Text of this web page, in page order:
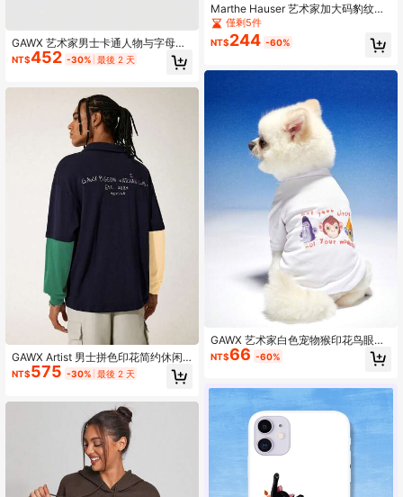
GAWX 艺术家男士卡通人物与字母印
花抽绳腰短裤，休闲，春夏，假日，
度假，节日，伊比沙岛风格
NT$452 -30% 最後 2 天
GAWX Artist 男士拼色印花简约休闲
套头运动衫、上衣、适合度假、春
季、外出、节庆、健身、伊比沙岛
NT$575 -30% 最後 2 天
Marthe Hauser 艺术家加大码豹纹拼
布二合一 T 恤，秋季图案 T 恤，适合
秋冬季、假日、度假、节日
僅剩5件
NT$244 -60%
GAWX 艺术家白色宠物猴印花鸟眼面
料 T 恤，1 件，节日
NT$66 -60%